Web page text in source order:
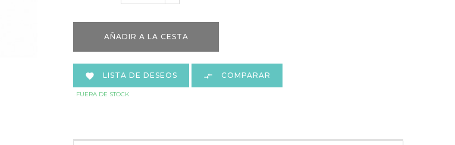
AÑADIR A LA CESTA
 LISTA DE DESEOS  COMPARAR
FUERA DE STOCK